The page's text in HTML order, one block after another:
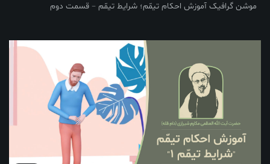
آموزش احکام تیمّم؛ شرایط تیمّم – قسمت دوم